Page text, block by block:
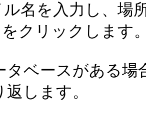
名を入力し、場
クリックします
タベースがある
します。